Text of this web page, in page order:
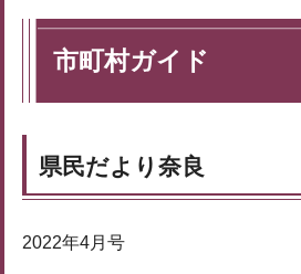
市町村ガイド
県民だより奈良
2022年4月号